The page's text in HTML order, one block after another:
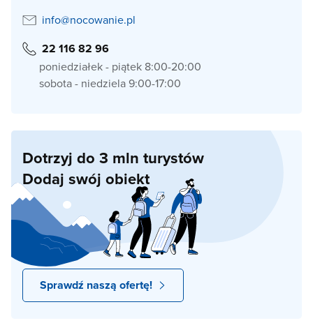
info@nocowanie.pl
22 116 82 96
poniedziałek - piątek 8:00-20:00
sobota - niedziela 9:00-17:00
Dotrzyj do 3 mln turystów
Dodaj swój obiekt
Sprawdź naszą ofertę!